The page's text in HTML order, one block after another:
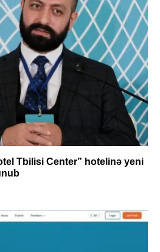
Tbilisi Center” hotelinə yeni